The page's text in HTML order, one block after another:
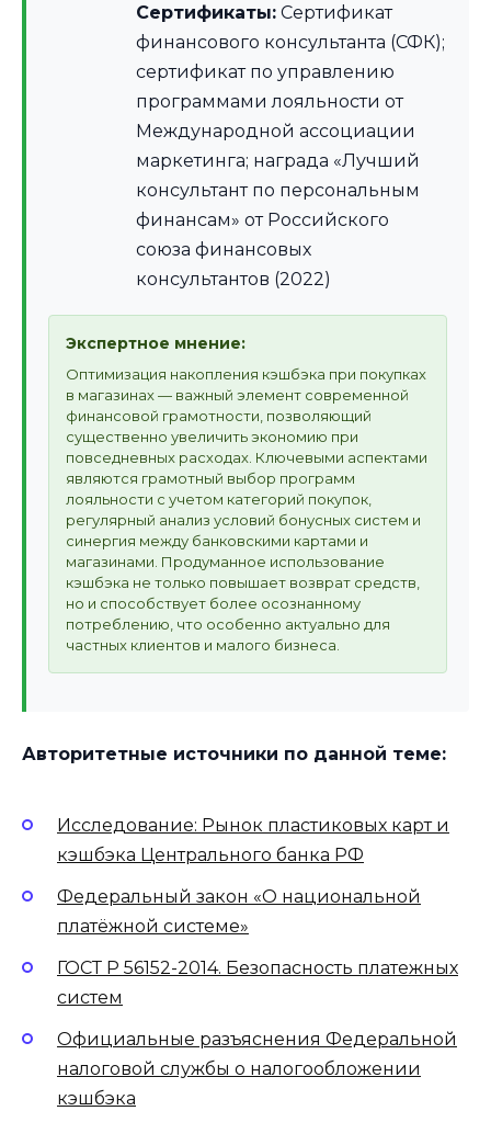
Сертификаты: Сертификат
финансового консультанта (СФК);
сертификат по управлению
программами лояльности от
Международной ассоциации
маркетинга; награда «Лучший
консультант по персональным
финансам» от Российского
союза финансовых
консультантов (2022)
Экспертное мнение:
Оптимизация накопления кэшбэка при покупках
в магазинах — важный элемент современной
финансовой грамотности, позволяющий
существенно увеличить экономию при
повседневных расходах. Ключевыми аспектами
являются грамотный выбор программ
лояльности с учетом категорий покупок,
регулярный анализ условий бонусных систем и
синергия между банковскими картами и
магазинами. Продуманное использование
кэшбэка не только повышает возврат средств,
но и способствует более осознанному
потреблению, что особенно актуально для
частных клиентов и малого бизнеса.
Авторитетные источники по данной теме:
Исследование: Рынок пластиковых карт и
кэшбэка Центрального банка РФ
Федеральный закон «О национальной
платёжной системе»
ГОСТ Р 56152-2014. Безопасность платежных
систем
Официальные разъяснения Федеральной
налоговой службы о налогообложении
кэшбэка